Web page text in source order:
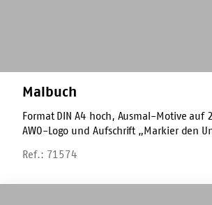
Malbuch
Format DIN A4 hoch, Ausmal-Motive auf
AWO-Logo und Aufschrift „Markier den
Ref.: 71574